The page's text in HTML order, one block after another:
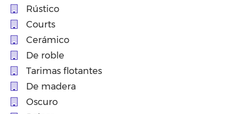
Rústico
Courts
Cerámico
De roble
Tarimas flotantes
De madera
Oscuro